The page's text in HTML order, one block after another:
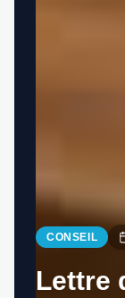
CONSEIL
Lettre